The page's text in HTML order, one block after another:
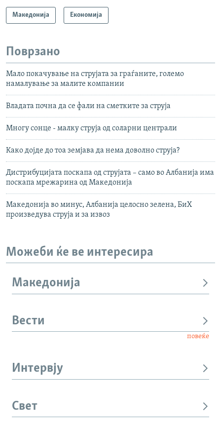
Македонија Економија
Поврзано
Мало покачување на струјата за граѓаните, големо
намалување за малите компании
Владата почна да се фали на сметките за струја
Многу сонце - малку струја од соларни централи
Како дојде до тоа земјава да нема доволно струја?
Дистрибуцијата поскапа од струјата – само во Албанија има
поскапа мрежарина од Македонија
Македонија во минус, Албанија целосно зелена, БиХ
произведува струја и за извоз
Можеби ќе ве интересира
Македонија
Вести
повеќе
Интервју
Свет